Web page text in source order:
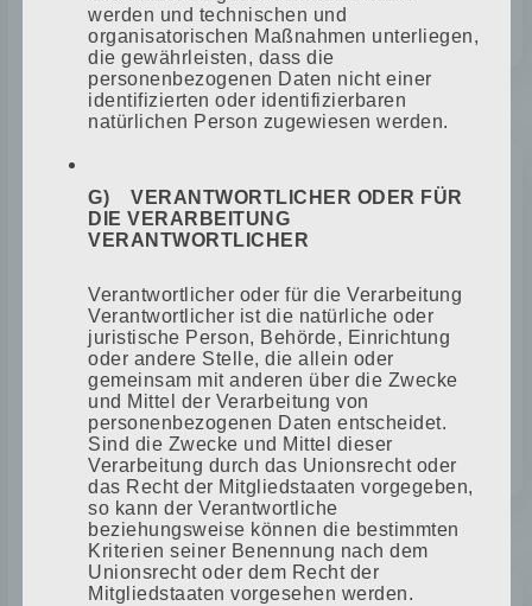
1991
KOMPLETTE NEUAUSRICHTUNG
Aufgrund des Systemwechsels erfolgt
eine komplette Neuausrichtung. Das
Hauptaufgabenfeld liegt für die
nächsten 14 Jahre im Installieren von
Balkonanlagen und Balkonverglasungen
in Rostock.
2004
werden und technischen und
organisatorischen Maßnahmen unterliegen,
die gewährleisten, dass die
personenbezogenen Daten nicht einer
identifizierten oder identifizierbaren
natürlichen Person zugewiesen werden.
G) VERANTWORTLICHER ODER FÜR
DIE VERARBEITUNG
VERANTWORTLICHER
Verantwortlicher oder für die Verarbeitung
Verantwortlicher ist die natürliche oder
juristische Person, Behörde, Einrichtung
oder andere Stelle, die allein oder
gemeinsam mit anderen über die Zwecke
und Mittel der Verarbeitung von
personenbezogenen Daten entscheidet.
Sind die Zwecke und Mittel dieser
Verarbeitung durch das Unionsrecht oder
das Recht der Mitgliedstaaten vorgegeben,
so kann der Verantwortliche
beziehungsweise können die bestimmten
Kriterien seiner Benennung nach dem
Unionsrecht oder dem Recht der
Mitgliedstaaten vorgesehen werden.